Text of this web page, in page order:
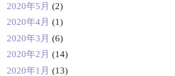
2020年5月 (2)
2020年4月 (1)
2020年3月 (6)
2020年2月 (14)
2020年1月 (13)